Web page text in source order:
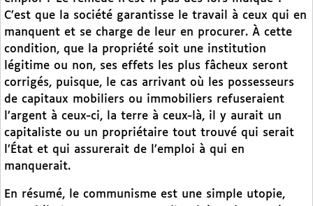
C’est que la société garantisse le travail à ceux qui en
manquent et se charge de leur en procurer. À cette
condition, que la propriété soit une institution
légitime ou non, ses effets les plus fâcheux seront
corrigés, puisque, le cas arrivant où les possesseurs
de capitaux mobiliers ou immobiliers refuseraient
l’argent à ceux-ci, la terre à ceux-là, il y aurait un
capitaliste ou un propriétaire tout trouvé qui serait
l’État et qui assurerait de l’emploi à qui en
manquerait.
En résumé, le communisme est une simple utopie,